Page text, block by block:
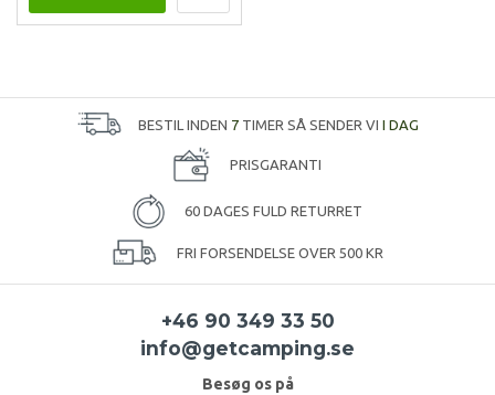
BESTIL INDEN 7TIMER SÅ SENDER VI I DAG
PRISGARANTI
60 DAGES FULD RETURRET
FRI FORSENDELSE OVER 500 KR
+46 90 349 33 50
info@getcamping.se
Besøg os på